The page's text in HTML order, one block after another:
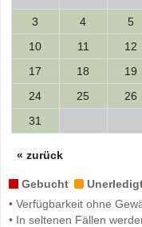
3
4 5
10
11 12
17
18 19
24
25 26
31
« zurück
Gebucht
• Verfügbarkeit ohne
• In seltenen Fällen